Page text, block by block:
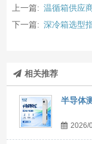
上一篇: 温循箱供应
下一篇: 深冷箱选型
相关推荐
半导体
2026/